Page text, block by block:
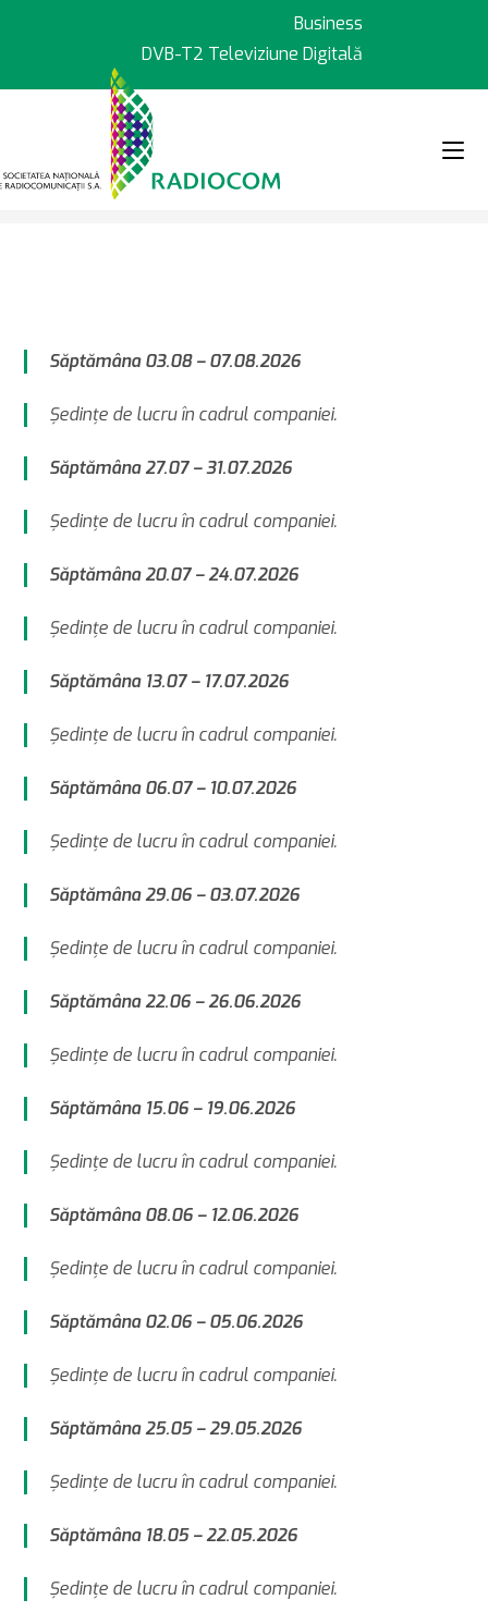
Business
DVB-T2 Televiziune Digitală
> Despre noi
Săptămâna 03.08 – 07.08.2026
Şedinţe de lucru în cadrul companiei.
Săptămâna 27.07 – 31.07.2026
Şedinţe de lucru în cadrul companiei.
Săptămâna 20.07 – 24.07.2026
Şedinţe de lucru în cadrul companiei.
Săptămâna 13.07 – 17.07.2026
Şedinţe de lucru în cadrul companiei.
Săptămâna 06.07 – 10.07.2026
Şedinţe de lucru în cadrul companiei.
Săptămâna 29.06 – 03.07.2026
Şedinţe de lucru în cadrul companiei.
Săptămâna 22.06 – 26.06.2026
Şedinţe de lucru în cadrul companiei.
Săptămâna 15.06 – 19.06.2026
Şedinţe de lucru în cadrul companiei.
Săptămâna 08.06 – 12.06.2026
Şedinţe de lucru în cadrul companiei.
Săptămâna 02.06 – 05.06.2026
Şedinţe de lucru în cadrul companiei.
Săptămâna 25.05 – 29.05.2026
Şedinţe de lucru în cadrul companiei.
Săptămâna 18.05 – 22.05.2026
Şedinţe de lucru în cadrul companiei.